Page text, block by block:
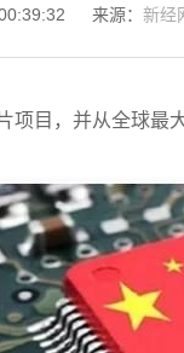
来源： 新经
项目，并从全球最